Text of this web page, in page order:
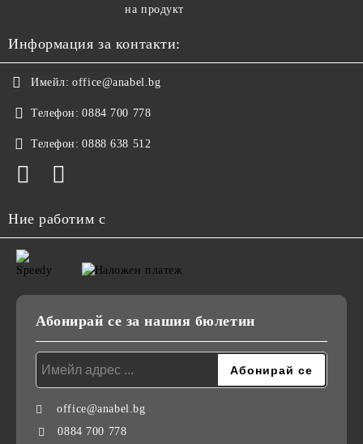
на продукт
Информация за контакти:
Имейл: office@anabel.bg
Телефон: 0884 700 778
Телефон: 0888 638 512
Ние работим с
Абонирай се за нашия бюлетин
office@anabel.bg
0884 700 778